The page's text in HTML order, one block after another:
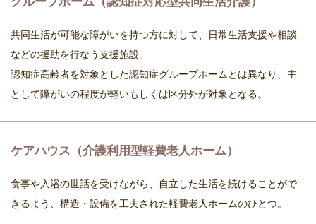
共同生活が可能な障がいを持つ方に対して、日常生活支援や相談
などの援助を行なう支援施設。
認知症高齢者を対象とした認知症グループホームとは異なり、主
として障がいの程度が軽いもしくは区分外が対象となる。
ケアハウス（介護利用型軽費老人ホーム）
食事や入浴の世話を受けながら、自立した生活を続けることがで
きるよう、構造・設備を工夫された軽費老人ホームのひとつ。